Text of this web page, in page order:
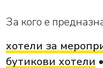
За кого е
хотели за
бутикови хотели